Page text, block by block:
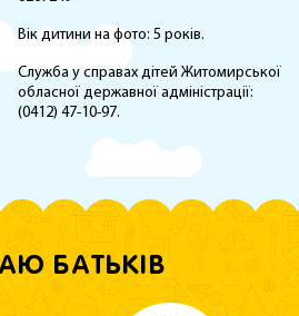
Вік дитини на фото: 5 років.
Служба у справах дітей Житомирської
обласної державної адміністрації:
(0412) 47-10-97.
БАТЬКІВ